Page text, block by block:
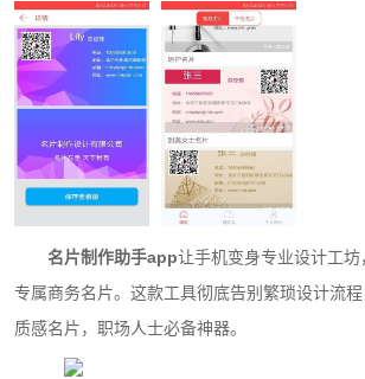
名片制作助手app让手机变身专业设计工
专属商务名片。这款工具彻底告别繁琐设计流
质感名片，职场人士必备神器。